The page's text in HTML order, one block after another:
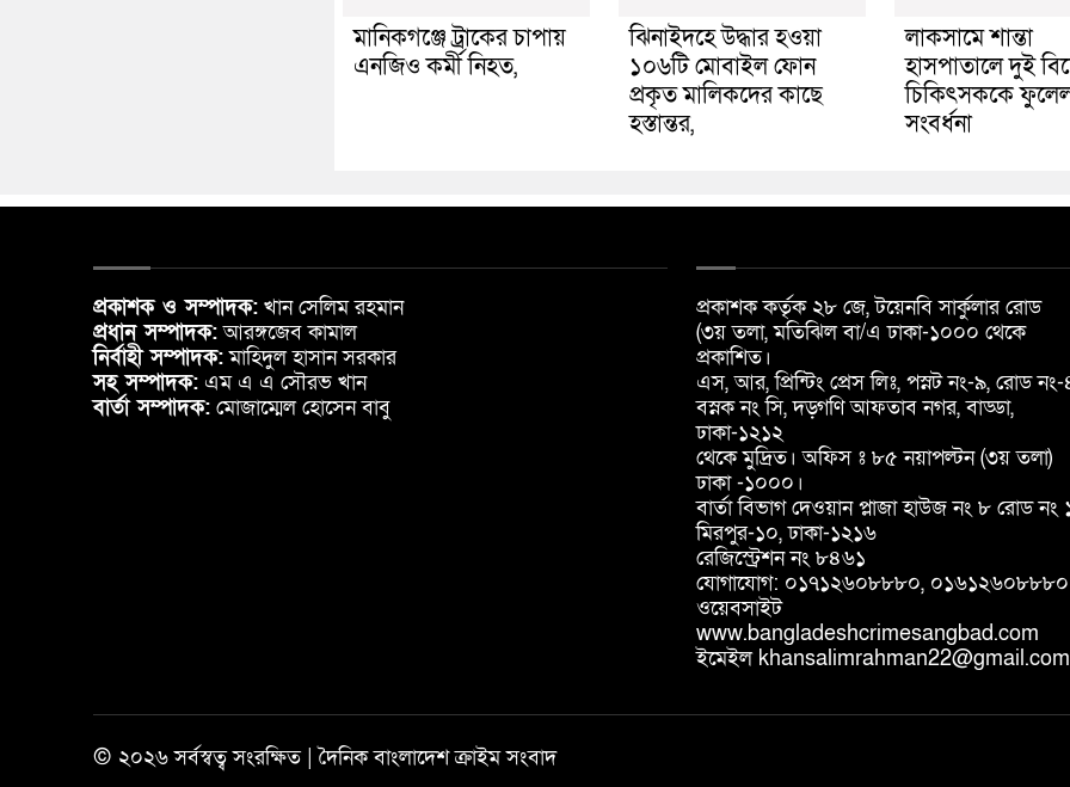
মানিকগঞ্জে ট্রাকের চাপায়
এনজিও কর্মী নিহত,
ঝিনাইদহে উদ্ধার হওয়া
১০৬টি মোবাইল ফোন
প্রকৃত মালিকদের কাছে
হস্তান্তর,
লাকসামে শান্তা
হাসপাতালে দুই
চিকিৎসককে
সংবর্ধনা
প্রকাশক ও সম্পাদক: খান সেলিম রহমান
প্রধান সম্পাদক:আরঙ্গজেব কামাল
নির্বাহী সম্পাদক:মাহিদুল হাসান সরকার
সহ সম্পাদক: এম এ এ সৌরভ খান
বার্তা সম্পাদক: মোজাম্মেল হোসেন বাবু
প্রকাশক কর্তৃক ২৮ জে, টয়েনবি সার্কুলার রোড
(৩য় তলা, মতিঝিল বা/এ ঢাকা-১০০০ থেকে
প্রকাশিত।
এস, আর, প্রিন্টিং প্রেস লিঃ, পস্নট নং-৯, রোড
বস্নক নং সি, দড়্গণি আফতাব নগর, বাড্ডা,
ঢাকা-১২১২
থেকে মুদ্রিত। অফিস ঃ ৮৫ নয়াপল্টন (৩য় তলা)
ঢাকা -১০০০।
বার্তা বিভাগ দেওয়ান প্লাজা হাউজ নং ৮ রোড নং
মিরপুর-১০, ঢাকা-১২১৬
রেজিস্ট্রেশন নং ৮৪৬১
যোগাযোগ: ০১৭১২৬০৮৮৮০, ০১৬১২৬০৮৮৮০
ওয়েবসাইট
www.bangladeshcrimesangbad.com
ইমেইল khansalimrahman22@gmail.com
© ২০২৬ সর্বস্বত্ব সংরক্ষিত | দৈনিক বাংলাদেশ ক্রাইম সংবাদ